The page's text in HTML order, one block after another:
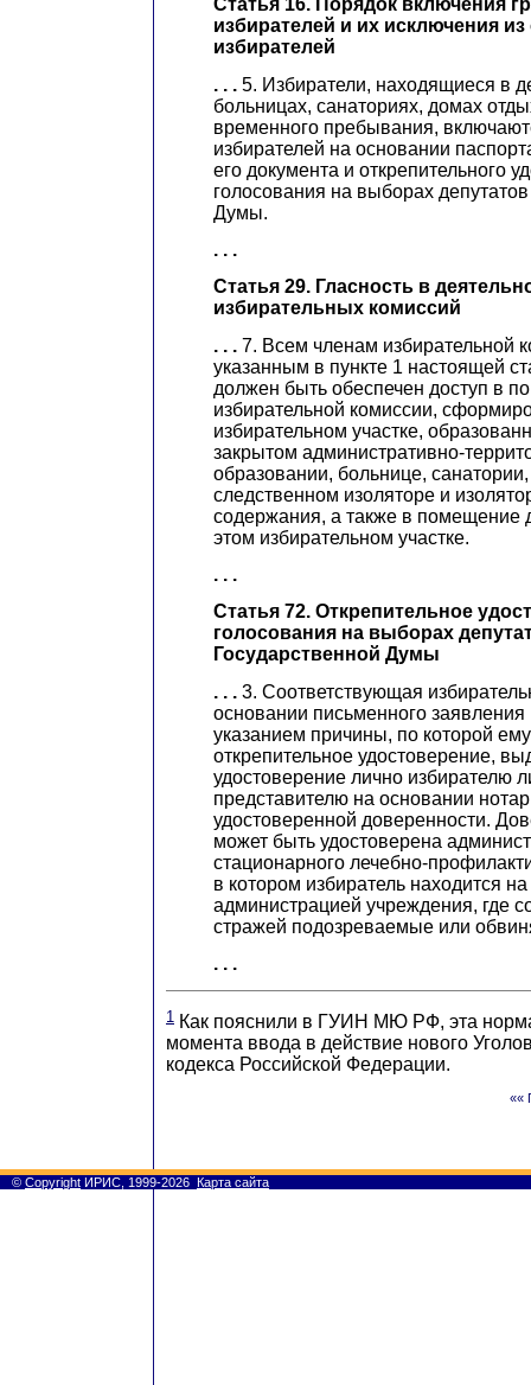
Статья 16. Порядок включения
избирателей и их исключения из
избирателей
. . . 5. Избиратели, находящиеся в
больницах, санаториях, домах
временного пребывания,
избирателей на основании
его документа и открепительного
голосования на выборах
Думы.
. . .
Статья 29. Гласность в
избирательных комиссий
. . . 7. Всем членам избирательной
указанным в пункте 1 настоящей
должен быть обеспечен доступ в
избирательной комиссии,
избирательном участке,
закрытом административно-
образовании, больнице,
следственном изоляторе и
содержания, а также в помещение
этом избирательном участке.
. . .
Статья 72. Открепительное
голосования на выборах
Государственной Думы
. . . 3. Соответствующая
основании письменного заявления
указанием причины, по которой
открепительное удостоверение,
удостоверение лично избирателю
представителю на основании
удостоверенной доверенности.
может быть удостоверена
стационарного лечебно-
в котором избиратель находится
администрацией учреждения, где
стражей подозреваемые или
. . .
1 Как пояснили в ГУИН МЮ РФ, эта норма
момента ввода в действие нового
кодекса Российской Федерации.
««
© Copyright ИРИС, 1999-2026 Карта сайта